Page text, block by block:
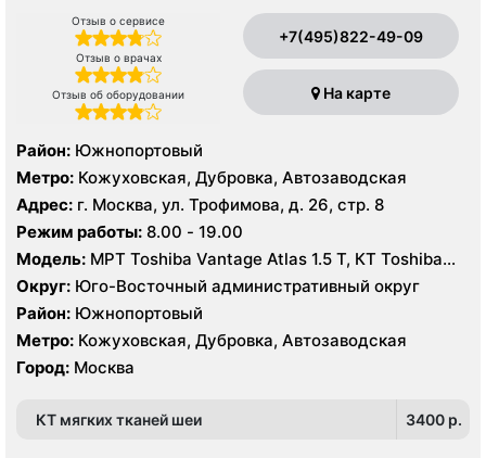
Отзыв о сервисе
Отзыв о врачах
Отзыв об оборудовании
+7(495)822-49-09
На карте
Район: Южнопортовый
Метро: Кожуховская, Дубровка, Автозаводская
Адрес: г. Москва, ул. Трофимова, д. 26, стр. 8
Режим работы: 8.00 - 19.00
Модель: МРТ Toshiba Vantage Atlas 1.5 Т, КТ Toshiba
AQUILION RXL 16 срезов, УЗИ GE Voluson E8, GE Vivid 9
Округ: Юго-Восточный административный округ
Район: Южнопортовый
Метро: Кожуховская, Дубровка, Автозаводская
Город: Москва
КТ мягких тканей шеи 3400 p.